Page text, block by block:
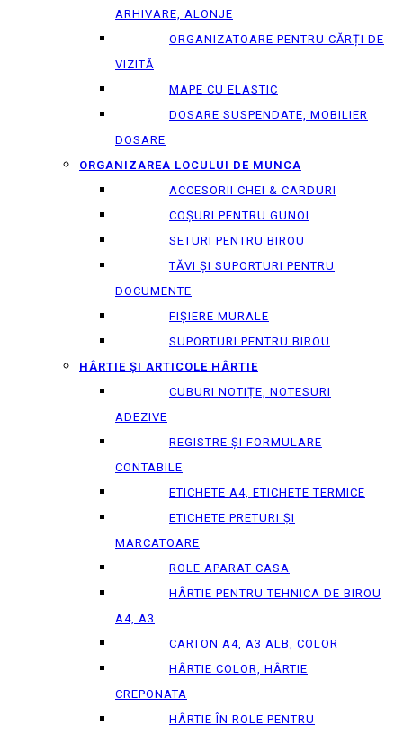
ARHIVARE, ALONJE
ORGANIZATOARE PENTRU CĂRȚI DE
VIZITĂ
MAPE CU ELASTIC
DOSARE SUSPENDATE, MOBILIER
DOSARE
ORGANIZAREA LOCULUI DE MUNCA
ACCESORII CHEI & СARDURI
COȘURI PENTRU GUNOI
SETURI PENTRU BIROU
TĂVI ȘI SUPORTURI PENTRU
DOCUMENTE
FIȘIERE MURALE
SUPORTURI PENTRU BIROU
HÂRTIE ȘI ARTICOLE HÂRTIE
CUBURI NOTIȚE, NOTESURI
ADEZIVE
REGISTRE ȘI FORMULARE
CONTABILE
ETICHETE A4, ETICHETE TERMICE
ETICHETE PRETURI ȘI
MARCATOARE
ROLE APARAT CASA
HÂRTIE PENTRU TEHNICA DE BIROU
A4, A3
CARTON A4, A3 ALB, COLOR
HÂRTIE COLOR, HÂRTIE
CREPONATA
HÂRTIE ÎN ROLE PENTRU